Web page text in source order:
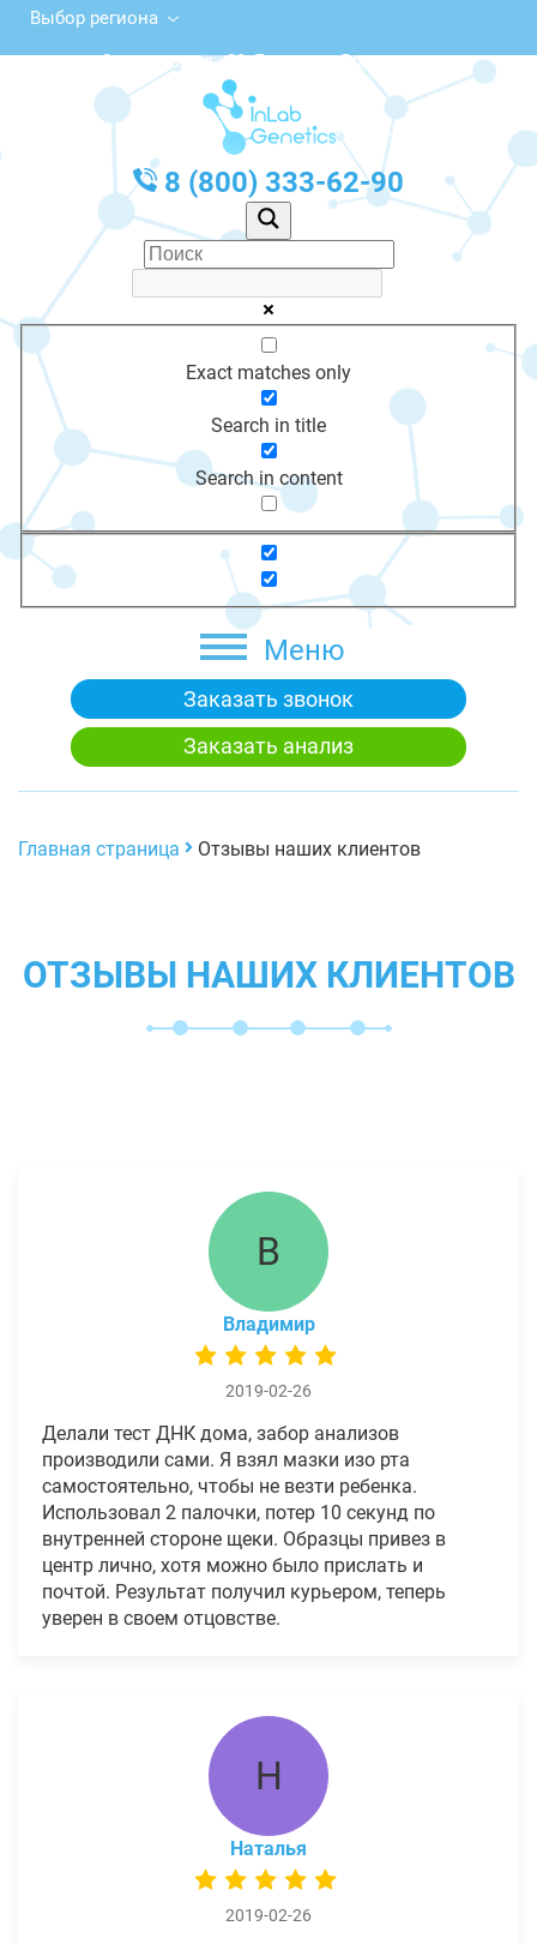
Выбор региона
Советская ул., 22, Гаврилов-Ям
с 10:00 до 20:00
График работы: Пн-Пт с 10:00 до 20:00
8 (800) 333-62-90
Exact matches only
Search in title
Search in content
Меню
Заказать звонок
Заказать анализ
Главная страница Отзывы наших клиентов
ОТЗЫВЫ НАШИХ КЛИЕНТОВ
В
Владимир
2019-02-26
Делали тест ДНК дома, забор анализов
производили сами. Я взял мазки изо рта
самостоятельно, чтобы не везти ребенка.
Использовал 2 палочки, потер 10 секунд по
внутренней стороне щеки. Образцы привез в
центр лично, хотя можно было прислать и
почтой. Результат получил курьером, теперь
уверен в своем отцовстве.
Н
Наталья
2019-02-26